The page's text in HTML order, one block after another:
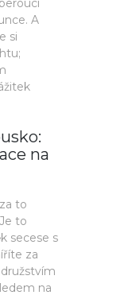
A
si
na
to
to
secese s
za
na